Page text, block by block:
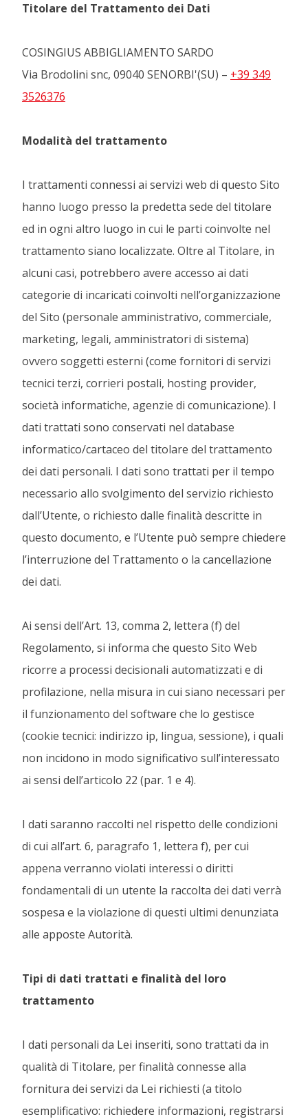
Titolare del Trattamento dei Dati
COSINGIUS ABBIGLIAMENTO SARDO
Via Brodolini snc, 09040 SENORBI'(SU) – +39 349
3526376
Modalità del trattamento
I trattamenti connessi ai servizi web di questo Sito
hanno luogo presso la predetta sede del titolare
ed in ogni altro luogo in cui le parti coinvolte nel
trattamento siano localizzate. Oltre al Titolare, in
alcuni casi, potrebbero avere accesso ai dati
categorie di incaricati coinvolti nell’organizzazione
del Sito (personale amministrativo, commerciale,
marketing, legali, amministratori di sistema)
ovvero soggetti esterni (come fornitori di servizi
tecnici terzi, corrieri postali, hosting provider,
società informatiche, agenzie di comunicazione). I
dati trattati sono conservati nel database
informatico/cartaceo del titolare del trattamento
dei dati personali. I dati sono trattati per il tempo
necessario allo svolgimento del servizio richiesto
dall’Utente, o richiesto dalle finalità descritte in
questo documento, e l’Utente può sempre chiedere
l’interruzione del Trattamento o la cancellazione
dei dati.
Ai sensi dell’Art. 13, comma 2, lettera (f) del
Regolamento, si informa che questo Sito Web
ricorre a processi decisionali automatizzati e di
profilazione, nella misura in cui siano necessari per
il funzionamento del software che lo gestisce
(cookie tecnici: indirizzo ip, lingua, sessione), i quali
non incidono in modo significativo sull’interessato
ai sensi dell’articolo 22 (par. 1 e 4).
I dati saranno raccolti nel rispetto delle condizioni
di cui all’art. 6, paragrafo 1, lettera f), per cui
appena verranno violati interessi o diritti
fondamentali di un utente la raccolta dei dati verrà
sospesa e la violazione di questi ultimi denunziata
alle apposte Autorità.
Tipi di dati trattati e finalità del loro
trattamento
I dati personali da Lei inseriti, sono trattati da in
qualità di Titolare, per finalità connesse alla
fornitura dei servizi da Lei richiesti (a titolo
esemplificativo: richiedere informazioni, registrarsi